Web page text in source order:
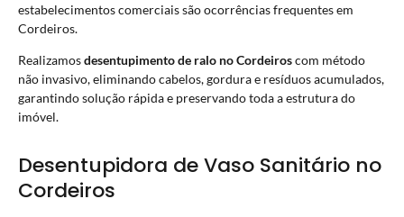
estabelecimentos comerciais são ocorrências frequentes em
Cordeiros.
Realizamosdesentupimento de ralo no Cordeiroscom método
não invasivo, eliminando cabelos, gordura e resíduos acumulados,
garantindo solução rápida e preservando toda a estrutura do
imóvel.
Desentupidora de Vaso Sanitário no
Cordeiros